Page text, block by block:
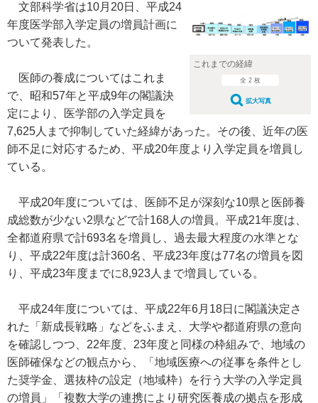
これまでの経緯
全 2 枚
拡大写真
文部科学省は10月20日、平成24
年度医学部入学定員の増員計画に
ついて発表した。
医師の養成についてはこれま
で、昭和57年と平成9年の閣議決
定により、医学部の入学定員を
7,625人まで抑制していた経緯があった。その後、近年の医
師不足に対応するため、平成20年度より入学定員を増員し
ている。
平成20年度については、医師不足が深刻な10県と医師養
成総数が少ない2県などで計168人の増員。平成21年度は、
全都道府県で計693名を増員し、過去最大程度の水準とな
り、平成22年度は計360名、平成23年度は77名の増員を図
り、平成23年度までに8,923人まで増員している。
平成24年度については、平成22年6月18日に閣議決定さ
れた「新成長戦略」などをふまえ、大学や都道府県の意向
を確認しつつ、22年度、23年度と同様の枠組みで、地域の
医師確保などの観点から、「地域医療への従事を条件とし
た奨学金、選抜枠の設定（地域枠）を行う大学の入学定員
の増員」「複数大学の連携により研究医養成の拠点を形成